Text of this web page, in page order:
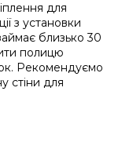
для
з установки
близько 30
полицю
Рекомендуємо
стіни для